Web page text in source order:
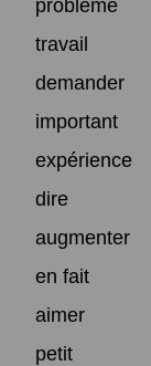
problème
travail
demander
important
expérience
dire
augmenter
en fait
aimer
petit